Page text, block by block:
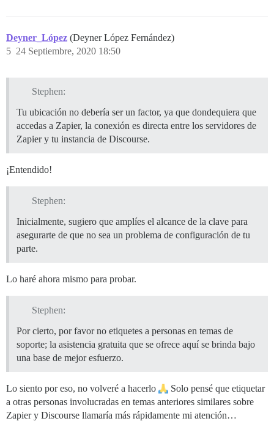
Deyner_López (Deyner López Fernández)
24 Septiembre, 2020 18:50
5
Stephen:
Tu ubicación no debería ser un factor, ya que dondequiera que
accedas a Zapier, la conexión es directa entre los servidores de
Zapier y tu instancia de Discourse.
¡Entendido!
Stephen:
Inicialmente, sugiero que amplíes el alcance de la clave para
asegurarte de que no sea un problema de configuración de tu
parte.
Lo haré ahora mismo para probar.
Stephen:
Por cierto, por favor no etiquetes a personas en temas de
soporte; la asistencia gratuita que se ofrece aquí se brinda bajo
una base de mejor esfuerzo.
Lo siento por eso, no volveré a hacerlo
Solo pensé que etiquetar
a otras personas involucradas en temas anteriores similares sobre
Zapier y Discourse llamaría más rápidamente mi atención…